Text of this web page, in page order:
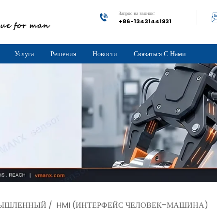
Запрос на звонок:
+86-13431441931
Услуга Решения Новости Связаться С Нами
/ HMI (ИНТЕРФЕЙС ЧЕЛОВЕК–МАШИНА)